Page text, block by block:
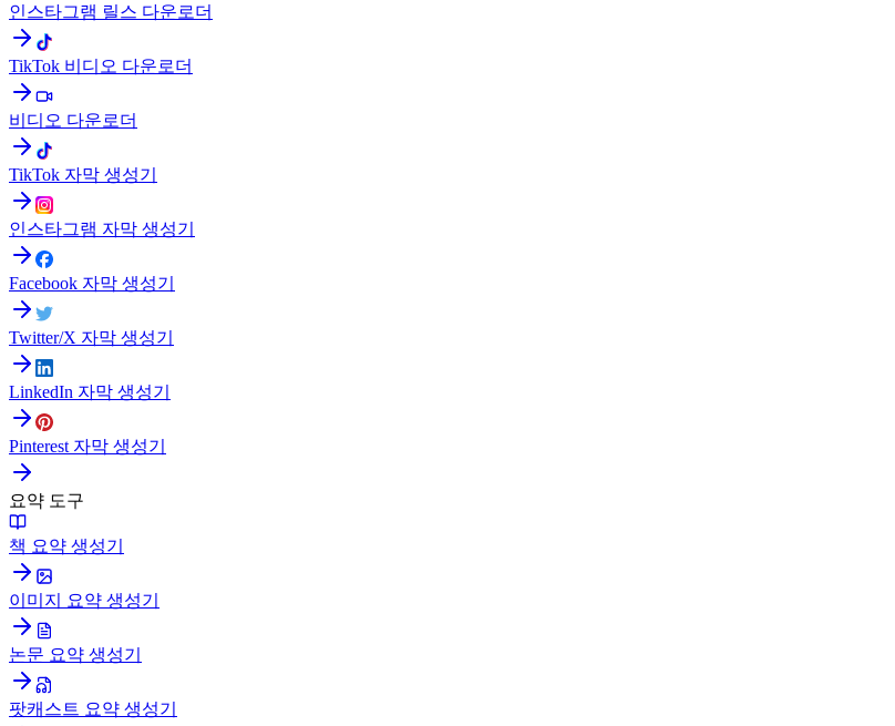
인스타그램 릴스 다운로더
TikTok 비디오 다운로더
비디오 다운로더
TikTok 자막 생성기
인스타그램 자막 생성기
Facebook 자막 생성기
Twitter/X 자막 생성기
LinkedIn 자막 생성기
Pinterest 자막 생성기
요약 도구
책 요약 생성기
이미지 요약 생성기
논문 요약 생성기
팟캐스트 요약 생성기